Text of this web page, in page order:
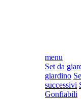
menu
Set da
giardino
successivi
Gonfiabili